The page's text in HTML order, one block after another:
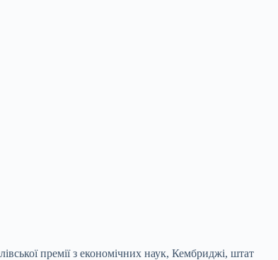
премії з економічних наук, Кембриджі, штат